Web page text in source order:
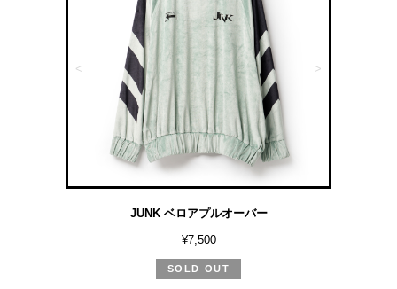
< >
JUNK ベロアプルオーバー
¥7,500
SOLD OUT